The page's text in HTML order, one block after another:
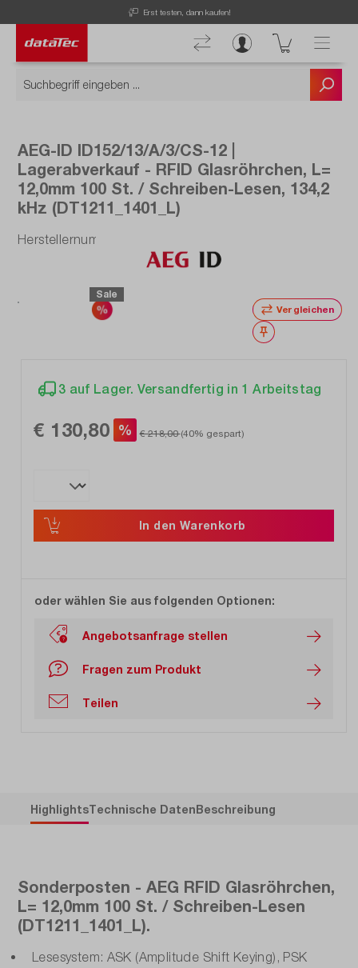
Erst testen, dann kaufen!
AEG-ID ID152/13/A/3/CS-12 |
Lagerabverkauf - RFID Glasröhrchen, L=
12,0mm 100 St. / Schreiben-Lesen, 134,2
kHz (DT1211_1401_L)
Herstellernummer: DT1211_1401_L
Sale
Vergleichen
Merken
3 auf Lager. Versandfertig in 1 Arbeitstag
€ 130,80 % € 218,00(40% gespart)
In den Warenkorb
oder wählen Sie aus folgenden Optionen:
Angebotsanfrage stellen
Fragen zum Produkt
Teilen
HighlightsTechnische DatenBeschreibung
Sonderposten - AEG RFID Glasröhrchen,
L= 12,0mm 100 St. / Schreiben-Lesen
(DT1211_1401_L).
Lesesystem: ASK (Amplitude Shift Keying), PSK